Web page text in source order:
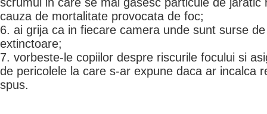
cauza de mortalitate provocata de foc;
6. ai grija ca in fiecare camera unde sunt surse
extinctoare;
7. vorbeste-le copiilor despre riscurile focului si
de pericolele la care s-ar expune daca ar incalca
spus.